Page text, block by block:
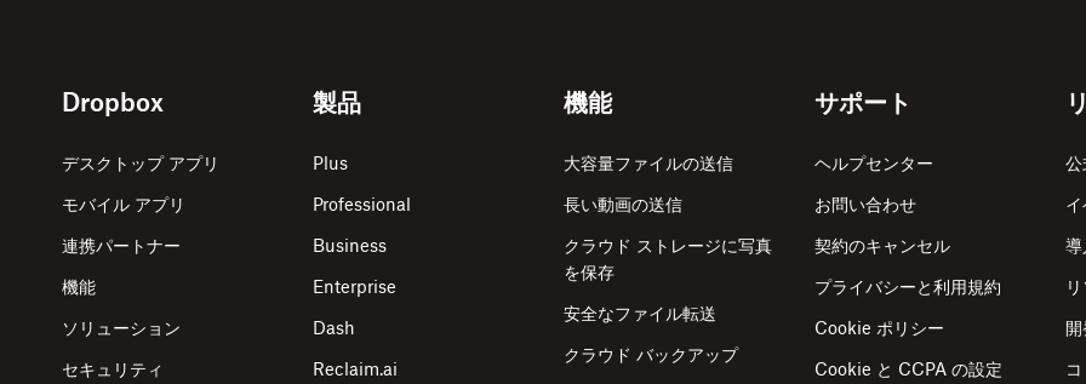
Dropbox
デスクトップ アプリ
モバイル アプリ
連携パートナー
機能
ソリューション
セキュリティ
製品
Plus
Professional
Business
Enterprise
Dash
Reclaim.ai
機能
大容量ファイルの送信
長い動画の送信
クラウド ストレージに写真
を保存
安全なファイル転送
クラウド バックアップ
サポート
ヘルプセンター
お問い合わせ
契約のキャンセル
プライバシーと利用規約
Cookie ポリシー
Cookie と CCPA の設定
公
導